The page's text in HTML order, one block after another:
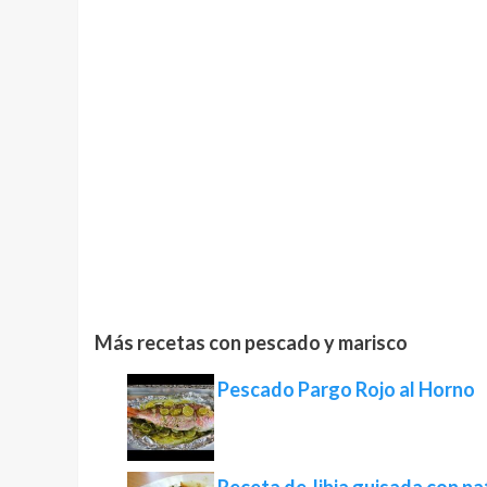
Más recetas con pescado y marisco
Pescado Pargo Rojo al Horno